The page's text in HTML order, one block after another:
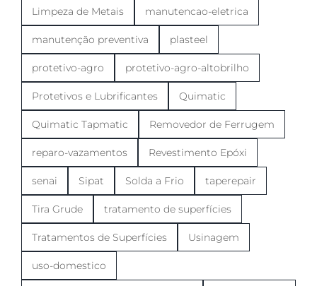
Limpeza de Metais manutencao-eletrica
manutenção preventiva plasteel
protetivo-agro protetivo-agro-altobrilho
Protetivos e Lubrificantes Quimatic
Quimatic Tapmatic Removedor de Ferrugem
reparo-vazamentos Revestimento Epóxi
senai Sipat Solda a Frio taperepair
Tira Grude tratamento de superfícies
Tratamentos de Superfícies Usinagem
uso-domestico